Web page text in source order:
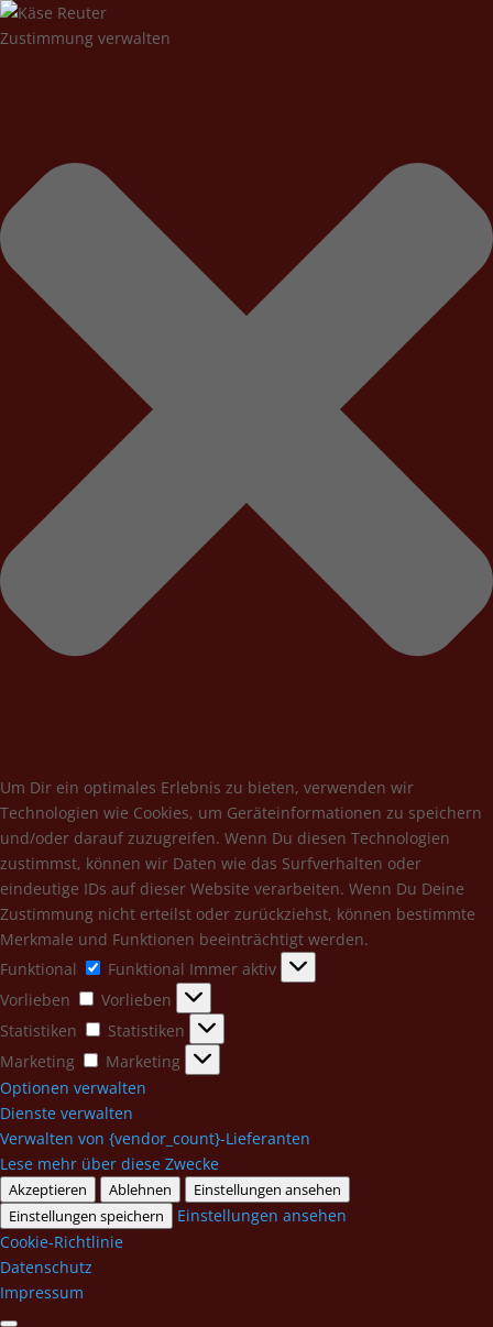
Zustimmung verwalten
Um Dir ein optimales Erlebnis zu bieten, verwenden wir
Technologien wie Cookies, um Geräteinformationen zu speichern
und/oder darauf zuzugreifen. Wenn Du diesen Technologien
zustimmst, können wir Daten wie das Surfverhalten oder
eindeutige IDs auf dieser Website verarbeiten. Wenn Du Deine
Zustimmung nicht erteilst oder zurückziehst, können bestimmte
Merkmale und Funktionen beeinträchtigt werden.
Funktional
Funktional Immer aktiv
Vorlieben
Vorlieben
Statistiken
Statistiken
Marketing
Marketing
Optionen verwalten
Dienste verwalten
Verwalten von {vendor_count}-Lieferanten
Lese mehr über diese Zwecke
Akzeptieren Ablehnen
Einstellungen ansehen
Einstellungen speichern
Einstellungen ansehen
Cookie-Richtlinie
Datenschutz
Impressum